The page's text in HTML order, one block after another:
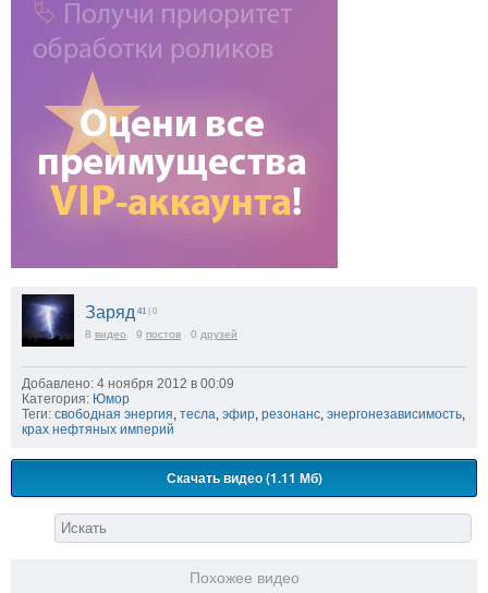
Заряд 41 | 0
8 видео 9 постов 0 друзей
Добавлено: 4 ноября 2012 в 00:09
Категория: Юмор
Теги: свободная энергия тесла эфир резонанс энергонезависимость
крах нефтяных империй
Скачать видео (1.11 Мб)
Похожее видео